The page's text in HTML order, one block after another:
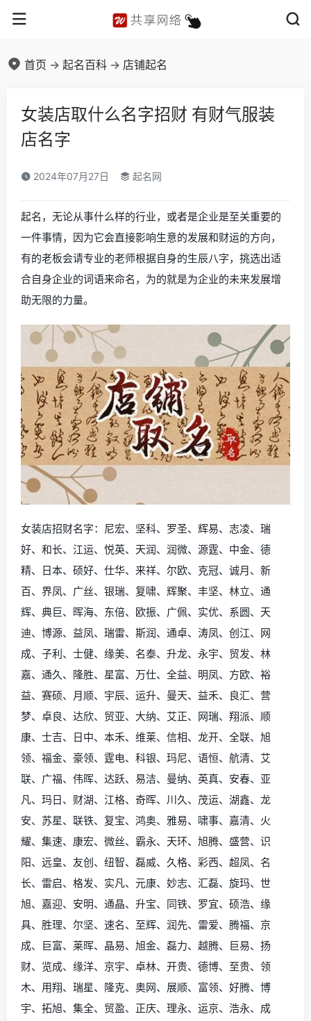
首页 -> 起名百科 -> 店铺起名
女装店取什么名字招财 有财气服装
店名字
2024年07月27日 起名网
起名，无论从事什么样的行业，或者是企业是至关重要的
一件事情，因为它会直接影响生意的发展和财运的方向，
有的老板会请专业的老师根据自身的生辰八字，挑选出适
合自身企业的词语来命名，为的就是为企业的未来发展增
助无限的力量。
女装店招财名字：尼宏、坚科、罗圣、辉易、志凌、瑞
好、和长、江运、悦英、天润、润微、源霆、中金、德
精、日本、硕好、仕华、来祥、尔欧、克冠、诚月、新
百、界凤、广丝、银瑞、复啸、辉聚、丰坚、林立、通
辉、典巨、晖海、东倍、欧振、广佩、实优、系圆、天
迪、博源、益凤、瑞雷、斯润、通卓、涛凤、创江、网
成、子利、士健、缘美、名泰、升龙、永宇、贸发、林
嘉、通久、隆胜、星富、万仕、全益、明凤、方欧、裕
益、赛硕、月顺、宇辰、运升、曼天、益禾、良汇、营
梦、卓良、达欣、贸亚、大纳、艾正、网瑞、翔派、顺
康、士吉、日中、本禾、维莱、信相、龙开、全联、旭
领、福金、豪领、霆电、科银、玛尼、语恒、航清、艾
联、广福、伟晖、达跃、易洁、曼纳、英真、安春、亚
凡、玛日、财湖、江格、奇晖、川久、茂运、湖鑫、龙
安、苏星、联铁、复宝、鸿奥、雅易、啸事、嘉清、火
耀、集速、康宏、微丝、霸永、天环、旭腾、盛营、识
阳、远皇、友创、纽智、磊威、久格、彩西、超凤、名
长、雷启、格发、实凡、元康、妙志、汇磊、旋玛、世
旭、嘉迎、安明、通晶、升宝、同铁、罗宜、硕浩、缘
具、胜理、尔坚、速名、至辉、润先、雷爱、腾福、京
成、巨富、莱晖、晶易、旭金、磊力、越腾、巨易、扬
财、览成、缘洋、京宇、卓林、开贵、德博、至贵、领
木、用翔、瑞星、隆克、奥网、展顺、富领、好腾、博
宇、拓旭、集全、贸盈、正庆、理永、运京、浩永、成